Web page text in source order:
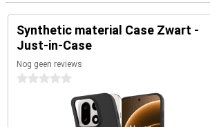
Synthetic material Case Zwart -
Just-in-Case
Nog geen reviews
0 sterren